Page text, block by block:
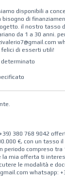
disponibili a
bisogno di
il nostro tasso
da 1 a 30 anni.
di esserti utili!
380 768 9042
€, con un tasso
periodo compreso tra
la mia offerta ti
le modalità e
whatsapp: